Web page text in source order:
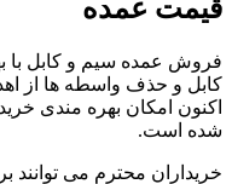
قیمت عمده
فروش عمده سیم و کابل با
کابل و حذف واسطه ها از
اکنون امکان بهره مندی
شده است.
خریداران محترم می توانند